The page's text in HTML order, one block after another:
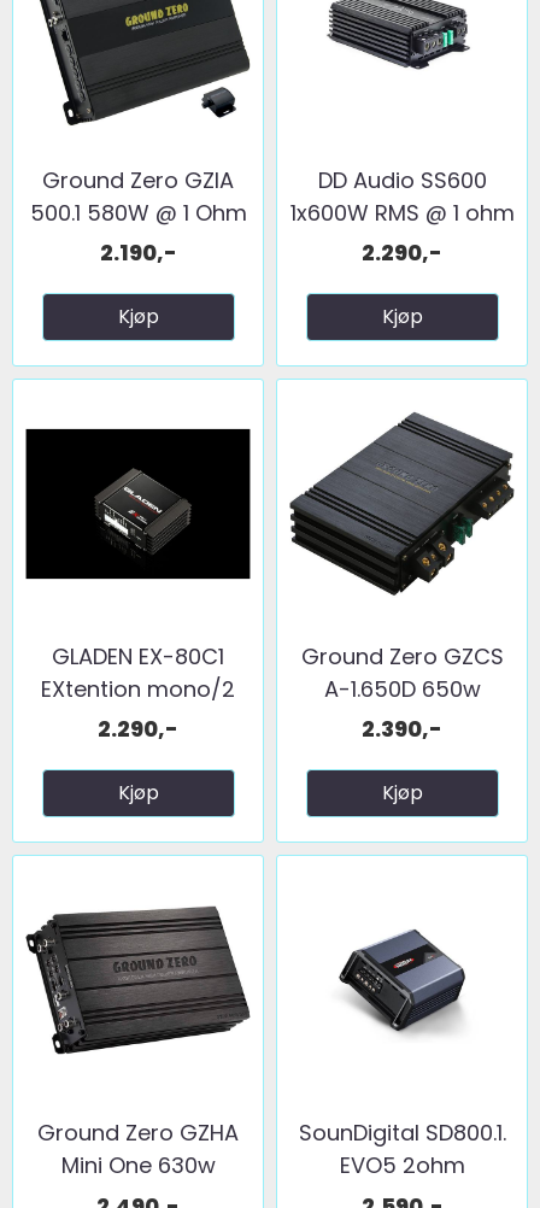
Ground Zero GZIA
500.1 580W @ 1 Ohm
2.190,-
Kjøp
DD Audio SS600
1x600W RMS @ 1 ohm
...
2.290,-
Kjøp
GLADEN EX-80C1
EXtention mono/2
kanal 1 ...
2.290,-
Kjøp
Ground Zero GZCS
A-1.650D 650w
@1ohm
2.390,-
Kjøp
Ground Zero GZHA
Mini One 630w
@1Ohm
SounDigital SD800.1.
EVO5 2ohm